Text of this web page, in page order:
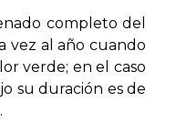
completo del
vez al año cuando
verde; en el caso
su duración es de